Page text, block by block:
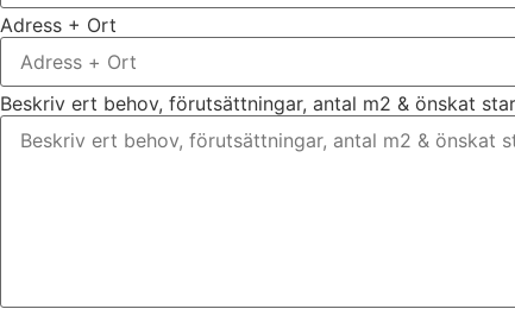
Adress + Ort
Beskriv ert behov, förutsättningar, antal m2 & önskat